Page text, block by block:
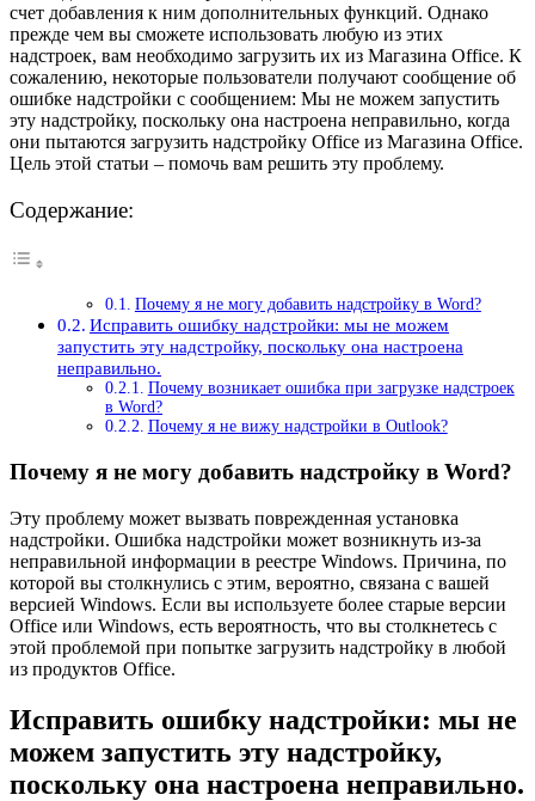
счет добавления к ним дополнительных функций. Однако
прежде чем вы сможете использовать любую из этих
надстроек, вам необходимо загрузить их из Магазина Office. К
сожалению, некоторые пользователи получают сообщение об
ошибке надстройки с сообщением: Мы не можем запустить
эту надстройку, поскольку она настроена неправильно, когда
они пытаются загрузить надстройку Office из Магазина Office.
Цель этой статьи – помочь вам решить эту проблему.
Содержание:
Почему я не могу добавить надстройку в Word?
Исправить ошибку надстройки: мы не можем
запустить эту надстройку, поскольку она настроена
неправильно.
Почему возникает ошибка при загрузке надстроек
в Word?
Почему я не вижу надстройки в Outlook?
Почему я не могу добавить надстройку в Word?
Эту проблему может вызвать поврежденная установка
надстройки. Ошибка надстройки может возникнуть из-за
неправильной информации в реестре Windows. Причина, по
которой вы столкнулись с этим, вероятно, связана с вашей
версией Windows. Если вы используете более старые версии
Office или Windows, есть вероятность, что вы столкнетесь с
этой проблемой при попытке загрузить надстройку в любой
из продуктов Office.
Исправить ошибку надстройки: мы не
можем запустить эту надстройку,
поскольку она настроена неправильно.